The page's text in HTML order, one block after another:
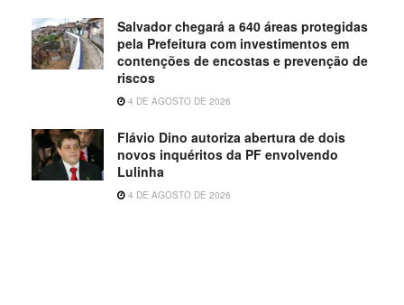
Salvador chegará a 640 áreas protegidas
pela Prefeitura com investimentos em
contenções de encostas e prevenção de
riscos
4 DE AGOSTO DE 2026
Flávio Dino autoriza abertura de dois
novos inquéritos da PF envolvendo
Lulinha
4 DE AGOSTO DE 2026